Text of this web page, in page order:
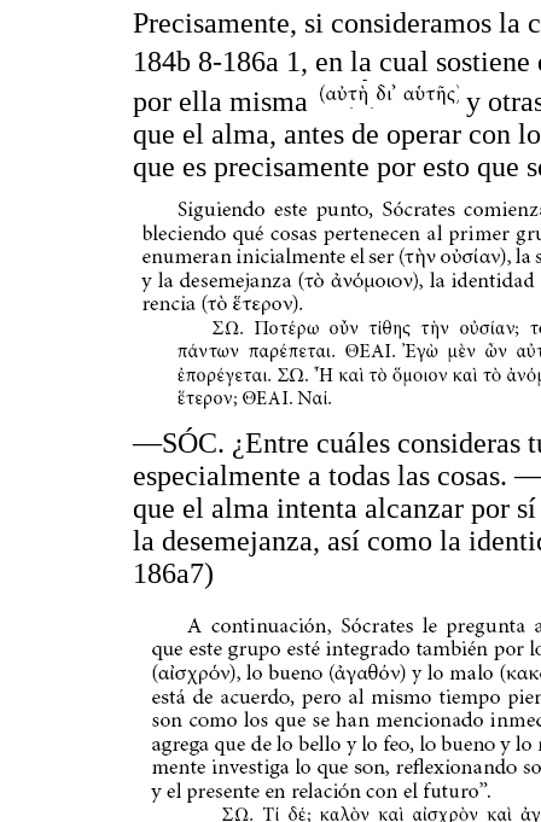
Precisamente, si consideramos la
184b 8-186a 1, en la cual
por ella misma
y
que el alma, antes de operar con
que es precisamente por esto que
—SÓC. ¿Entre cuáles consideras
especialmente a todas las cosas.
que el alma intenta alcanzar por
la desemejanza, así como la
186a7)